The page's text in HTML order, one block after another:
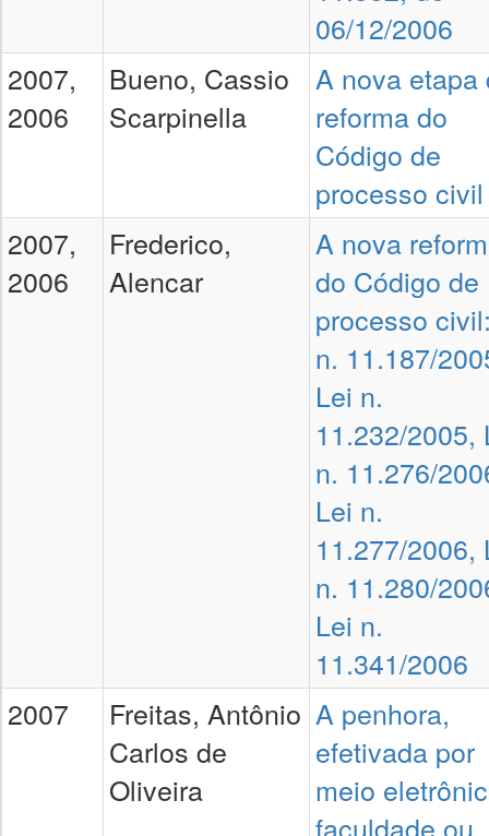
06/12/2006
2007,
2006
Bueno, Cassio
Scarpinella
A nova etapa
reforma do
Código de
processo civil
2007,
2006
Frederico,
Alencar
A nova
do Código de
processo
n. 11.187/
Lei n.
11.232/2005,
n. 11.276/
Lei n.
11.277/2006,
n. 11.280/
Lei n.
11.341/2006
2007
Freitas, Antônio
Carlos de
Oliveira
A penhora,
efetivada por
meio
faculdade ou